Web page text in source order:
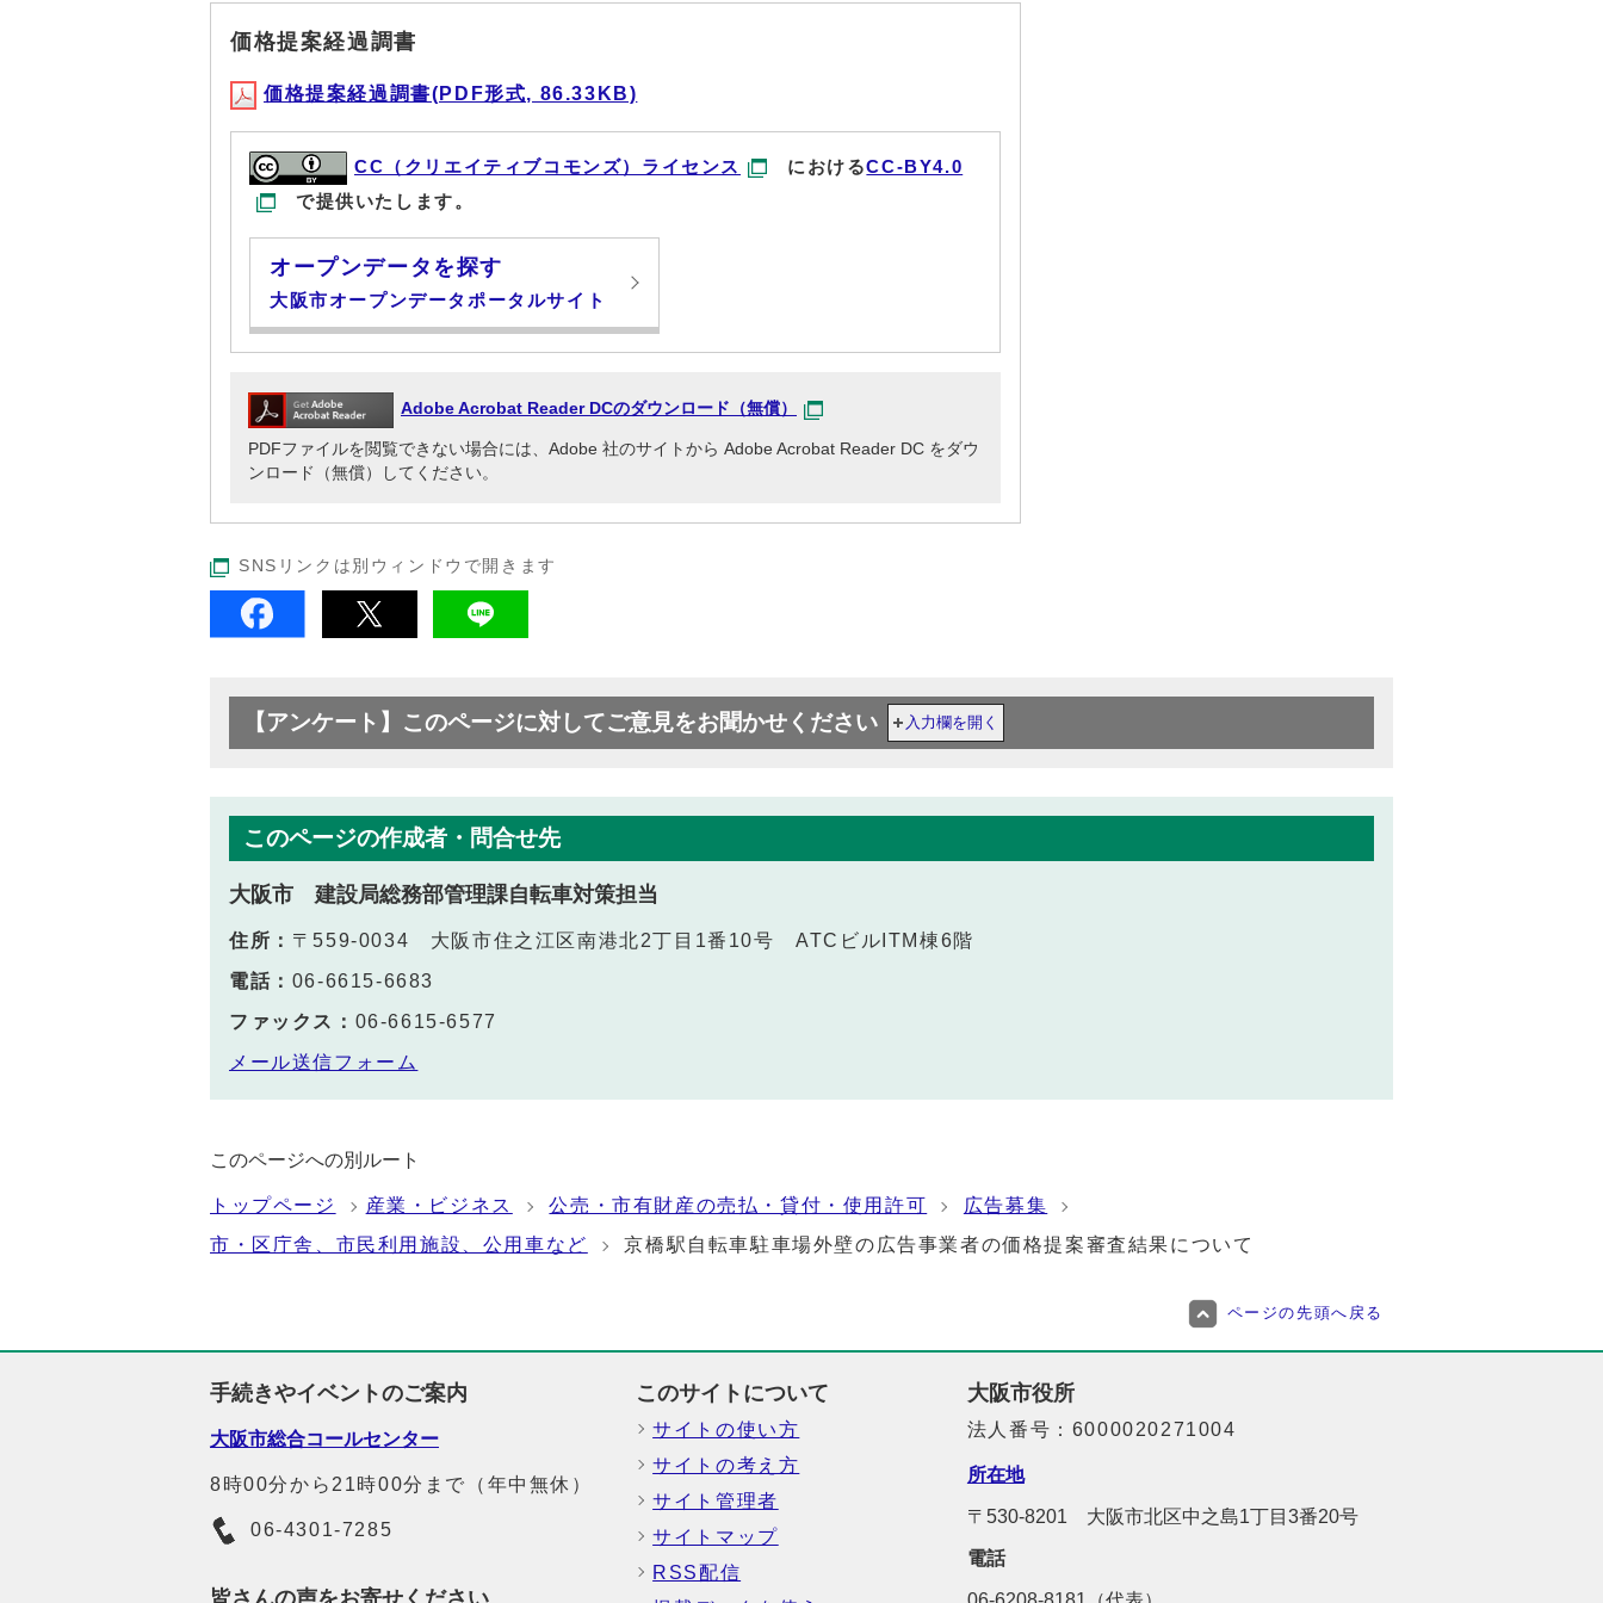
価格提案経過調書
価格提案経過調書(PDF形式, 86.33KB)
CC（クリエイティブコモンズ）ライセンス におけるCC-BY4.0
で提供いたします。
オープンデータを探す
大阪市オープンデータポータルサイト
Adobe Acrobat Reader DCのダウンロード（無償）
PDFファイルを閲覧できない場合には、Adobe 社のサイトから Adobe Acrobat Reader DC をダウ
ンロード（無償）してください。
SNSリンクは別ウィンドウで開きます
【アンケート】このページに対してご意見をお聞かせください 入力欄を開く
このページの作成者・問合せ先
大阪市 建設局総務部管理課自転車対策担当
住所： 〒559-0034 大阪市住之江区南港北2丁目1番10号 ATCビルITM棟6階
電話： 06-6615-6683
ファックス： 06-6615-6577
メール送信フォーム
このページへの別ルート
トップページ 産業・ビジネス 公売・市有財産の売払・貸付・使用許可
広告募集
市・区庁舎、市民利用施設、公用車など
京橋駅自転車駐車場外壁の広告事業者の価格提案審査結果について
ページの先頭へ戻る
手続きやイベントのご案内
大阪市総合コールセンター
8時00分から21時00分まで（年中無休）
06-4301-7285
このサイトについて
サイトの使い方
サイトの考え方
サイト管理者
サイトマップ
RSS配信
大阪市役所
法人番号：6000020271004
所在地
〒530-8201 大阪市北区中之島1丁目3番20号
電話